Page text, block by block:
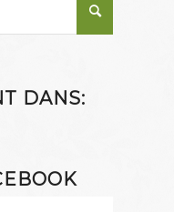
DANS: